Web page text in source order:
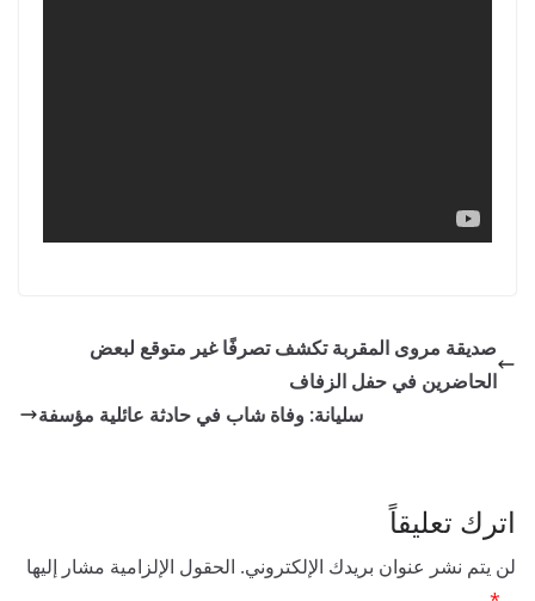
صديقة مروى المقربة تكشف تصرفًا غير متوقع لبعض
الحاضرين في حفل الزفاف
سليانة: وفاة شاب في حادثة عائلية مؤسفة
اترك تعليقاً
لن يتم نشر عنوان بريدك الإلكتروني. الحقول الإلزامية مشار إليها